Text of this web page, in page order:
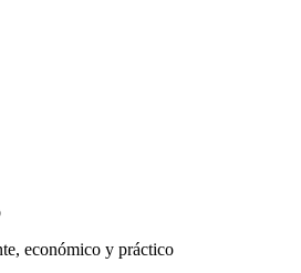
económico y práctico